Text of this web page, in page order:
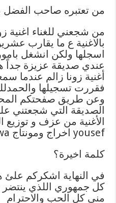
من تعتبره صاحب الفضل
من شجعني للغناء اغنية
بالاغنية ع ما يقارب
اسجلها ولكن انشغل
عندي صديقة عزيزة جداً
أغنية زونا زالم عندما
فقررت تسجيلها
وعن طريق صفحتكم
الصديقة التي شجعتني
yousef اخراج ومونتاج steven slaiwa
كلمة اخيرة؟
في النهاية اشكركم علئ
كل جمهوري اللذي ينتضر
مني كل الحب والاحترام